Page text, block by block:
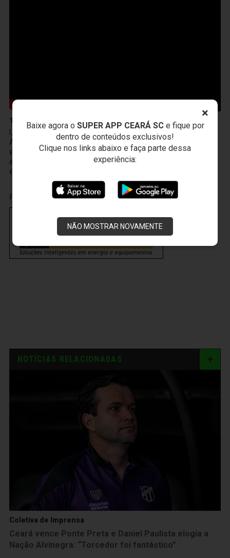
×
Baixe agora o SUPER APP CEARÁ SCe fique por
dentro de conteúdos exclusivos!
Clique nos links abaixo e faça parte dessa
experiência:
NÃO MOSTRAR NOVAMENTE
10 de Abril
Um novo produto chegou à Vozão TV! O PodFalar,
Alvinegro, podcast oficial do Ceará SC. No terceiro
episódio, os atletas João Gabriel e Melk comentam sobre
a transição da base ao profissional, a integração existente
entre Cidade Vozão e Porangabuçu e o m
PUBLICIDADE
NOTÍCIAS RELACIONADAS
Coletiva de Imprensa
Ceará vence Ponte Preta e Daniel Paulista elogia a
Nação Alvinegra: “Torcedor foi fantástico”